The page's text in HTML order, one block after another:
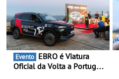
Evento
Oficial da Volta a Portugal